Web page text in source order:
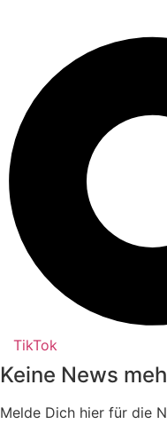
TikTok
Keine News
Melde Dich hier für die